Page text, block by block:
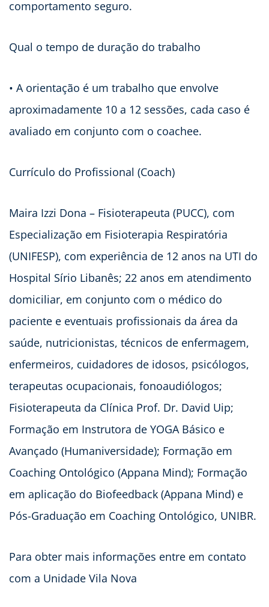
comportamento seguro.
Qual o tempo de duração do trabalho
• A orientação é um trabalho que envolve
aproximadamente 10 a 12 sessões, cada caso é
avaliado em conjunto com o coachee.
Currículo do Profissional (Coach)
Maira Izzi Dona – Fisioterapeuta (PUCC), com
Especialização em Fisioterapia Respiratória
(UNIFESP), com experiência de 12 anos na UTI do
Hospital Sírio Libanês; 22 anos em atendimento
domiciliar, em conjunto com o médico do
paciente e eventuais profissionais da área da
saúde, nutricionistas, técnicos de enfermagem,
enfermeiros, cuidadores de idosos, psicólogos,
terapeutas ocupacionais, fonoaudiólogos;
Fisioterapeuta da Clínica Prof. Dr. David Uip;
Formação em Instrutora de YOGA Básico e
Avançado (Humaniversidade); Formação em
Coaching Ontológico (Appana Mind); Formação
em aplicação do Biofeedback (Appana Mind) e
Pós-Graduação em Coaching Ontológico, UNIBR.
Para obter mais informações entre em contato
com a Unidade Vila Nova